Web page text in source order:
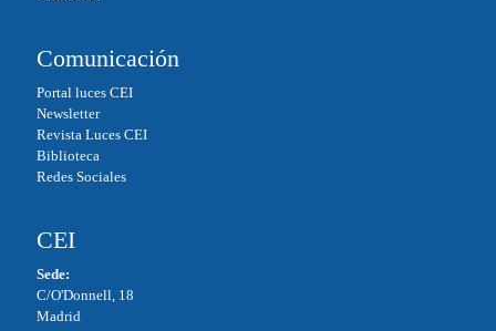
Comunicación
Portal luces CEI
Newsletter
Revista Luces CEI
Biblioteca
Redes Sociales
CEI
Sede:
C/O'Donnell, 18
Madrid